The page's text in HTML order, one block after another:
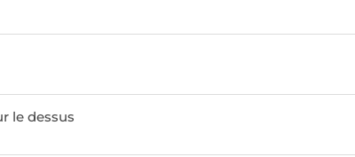
le dessus